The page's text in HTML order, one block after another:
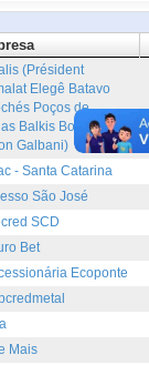
(Président
Elegê Batavo
Poços de
Balkis Boa Nata
Galbani)
- Santa Catarina
São José
SCD
Bet
Ecoponte
Mais